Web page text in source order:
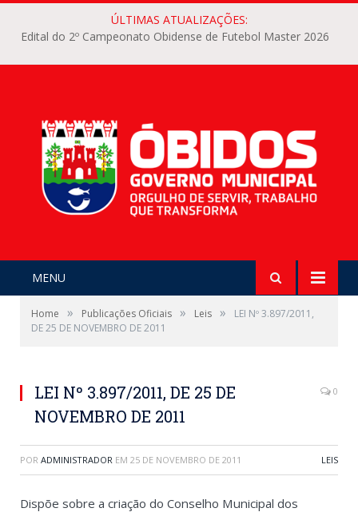
ÚLTIMAS ATUALIZAÇÕES:
Edital do 2º Campeonato Obidense de Futebol Master 2026
MENU
Home » Publicações Oficiais » Leis »
LEI Nº 3.897/2011,
DE 25 DE NOVEMBRO DE 2011
LEI Nº 3.897/2011, DE 25 DE
NOVEMBRO DE 2011
0
POR ADMINISTRADOR EM 25 DE NOVEMBRO DE 2011 LEIS
Dispõe sobre a criação do Conselho Municipal dos